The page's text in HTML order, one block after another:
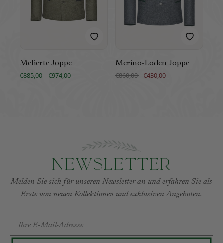
Melierte Joppe
€885,00 – €974,00
Merino-Loden Joppe
€860,00 €430,00
Newsletter
Melden Sie sich für unseren Newsletter an und erfahren Sie als
Erste von neuen Kollektionen und exklusiven Angeboten.